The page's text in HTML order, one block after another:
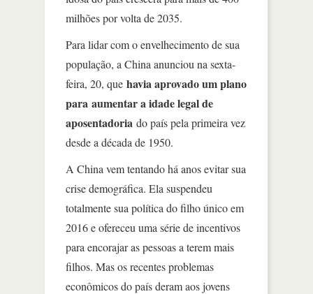
milhões por volta de 2035.
Para lidar com o envelhecimento de sua
população, a China anunciou na sexta-
feira, 20, que havia aprovado um plano
para aumentar a idade legal de
aposentadoria do país pela primeira vez
desde a década de 1950.
A China vem tentando há anos evitar sua
crise demográfica. Ela suspendeu
totalmente sua política do filho único em
2016 e ofereceu uma série de incentivos
para encorajar as pessoas a terem mais
filhos. Mas os recentes problemas
econômicos do país deram aos jovens